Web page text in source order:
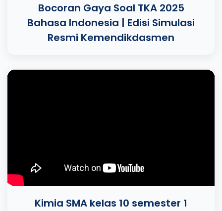
Bocoran Gaya Soal TKA 2025
Bahasa Indonesia | Edisi Simulasi
Resmi Kemendikdasmen
Kimia SMA kelas 10 semester 1